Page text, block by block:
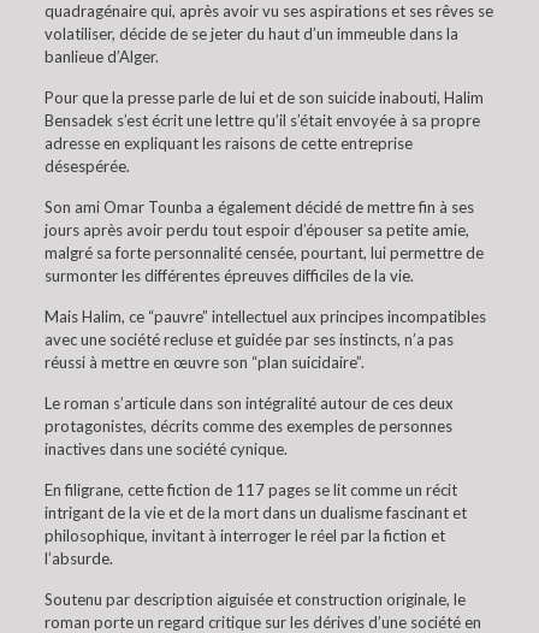
quadragénaire qui, après avoir vu ses aspirations et ses rêves se
volatiliser, décide de se jeter du haut d’un immeuble dans la
banlieue d’Alger.
Pour que la presse parle de lui et de son suicide inabouti, Halim
Bensadek s’est écrit une lettre qu’il s’était envoyée à sa propre
adresse en expliquant les raisons de cette entreprise
désespérée.
Son ami Omar Tounba a également décidé de mettre fin à ses
jours après avoir perdu tout espoir d’épouser sa petite amie,
malgré sa forte personnalité censée, pourtant, lui permettre de
surmonter les différentes épreuves difficiles de la vie.
Mais Halim, ce “pauvre” intellectuel aux principes incompatibles
avec une société recluse et guidée par ses instincts, n’a pas
réussi à mettre en œuvre son “plan suicidaire”.
Le roman s’articule dans son intégralité autour de ces deux
protagonistes, décrits comme des exemples de personnes
inactives dans une société cynique.
En filigrane, cette fiction de 117 pages se lit comme un récit
intrigant de la vie et de la mort dans un dualisme fascinant et
philosophique, invitant à interroger le réel par la fiction et
l’absurde.
Soutenu par description aiguisée et construction originale, le
roman porte un regard critique sur les dérives d’une société en